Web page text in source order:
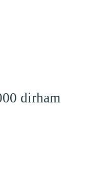
dirham